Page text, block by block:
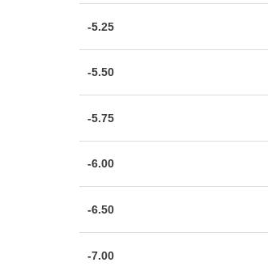
-5.25
-5.50
-5.75
-6.00
-6.50
-7.00